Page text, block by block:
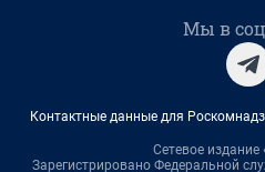
Мы в
Контактные данные для
Сетевое издание
Зарегистрировано Федеральной